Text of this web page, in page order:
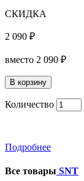
СКИДКА
2 090 ₽
вместо 2 090 ₽
Количество
Подробнее
Все товары SNT